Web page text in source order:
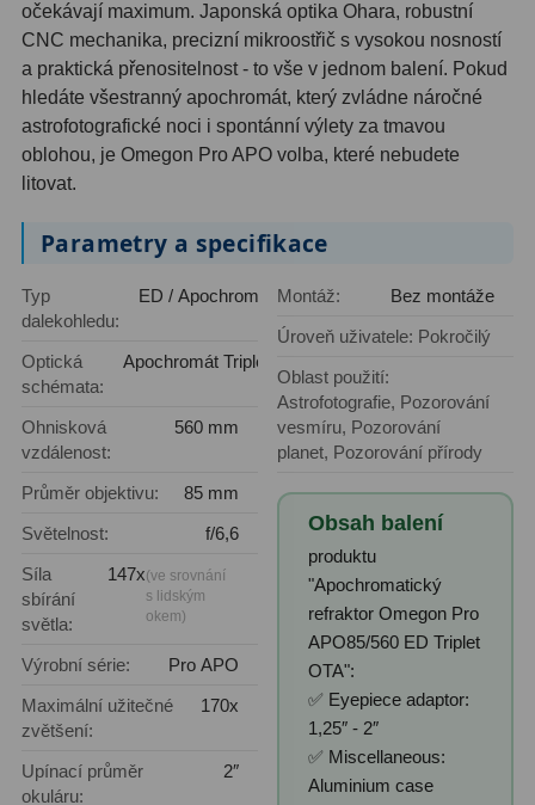
Mikroskopy
Pro děti
Hobby4
Školní a studentské
Laboratorní 33
Digitální10
Příslušenství mikroskopů
Kamery 3
Preparáty2
Sklíčka8
Mikroskopicke sady3
Domácí 21
očekávají maximum. Japonská optika Ohara, robustní
CNC mechanika, precizní mikroostřič s vysokou nosností
a praktická přenositelnost - to vše v jednom balení. Pokud
hledáte všestranný apochromát, který zvládne náročné
astrofotografické noci i spontánní výlety za tmavou
oblohou, je Omegon Pro APO volba, které nebudete
litovat.
Parametry a specifikace
Typ
dalekohledu:
ED / Apochromát
Optická
schémata:
Apochromát Triplet
Ohnisková
vzdálenost:
560 mm
Průměr objektivu:
85 mm
Světelnost:
f/6,6
Síla
sbírání
světla:
147x(ve srovnání
s lidským
okem)
Výrobní série:
Pro APO
Maximální užitečné
zvětšení:
170x
Upínací průměr
okuláru:
2″
Montáž:
Bez montáže
Úroveň uživatele: Pokročilý
Oblast použití:
Astrofotografie, Pozorování
vesmíru, Pozorování
planet, Pozorování přírody
Obsah balení
produktu
"Apochromatický
refraktor Omegon Pro
APO85/560 ED Triplet
OTA":
✅ Eyepiece adaptor:
1,25″ - 2″
✅ Miscellaneous:
Aluminium case